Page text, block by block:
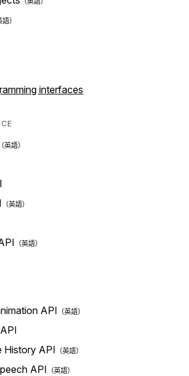
interfaces
API
History API
API